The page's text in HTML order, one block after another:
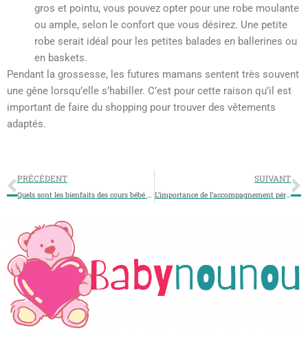
gros et pointu, vous pouvez opter pour une robe moulante
ou ample, selon le confort que vous désirez. Une petite
robe serait idéal pour les petites balades en ballerines ou
en baskets.
Pendant la grossesse, les futures mamans sentent très souvent
une gêne lorsqu’elle s’habiller. C’est pour cette raison qu’il est
important de faire du shopping pour trouver des vêtements
adaptés.
PRÉCÉDENT
Quels sont les bienfaits des cours bébé nageur?
SUIVANT
L’importance de l’accompagnement périnatal